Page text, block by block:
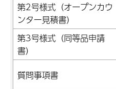
第2号様式（オープンカウ
ンター見積書）
第3号様式（同等品申請
書）
質問事項書